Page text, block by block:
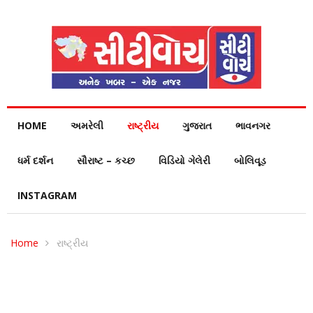
HOME અમરેલી રાષ્ટ્રીય ગુજરાત ભાવનગર
ધર્મ દર્શન સૌરાષ્ટ – કચ્છ વિડિયો ગેલેરી બોલિવૂડ
INSTAGRAM
Home રાષ્ટ્રીય